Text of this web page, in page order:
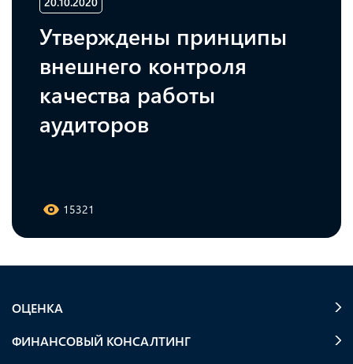
Утверждены принципы
внешнего контроля
качества работы
аудиторов
15321
ОЦЕНКА
ФИНАНСОВЫЙ КОНСАЛТИНГ